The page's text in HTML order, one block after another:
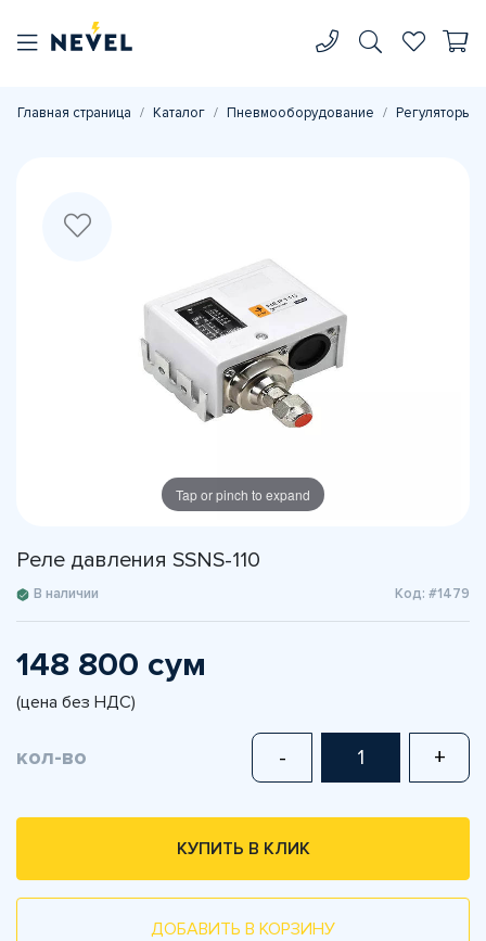
Главная страница Каталог Пневмооборудование Регуляторы
Tap or pinch to expand
Реле давления SSNS-110
В наличии Код: #1479
148 800 сум
(цена без НДС)
кол-во - +
КУПИТЬ В КЛИК
ДОБАВИТЬ В КОРЗИНУ